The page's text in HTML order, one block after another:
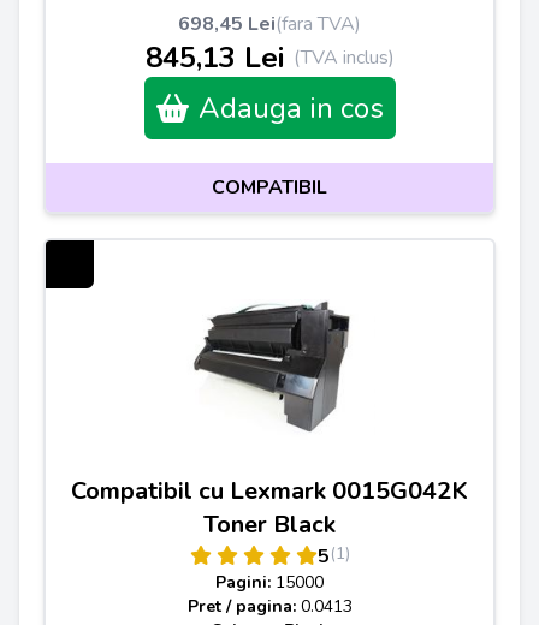
698,45 Lei(fara TVA)
845,13 Lei (TVA inclus)
Adauga in cos
COMPATIBIL
Compatibil cu Lexmark 0015G042K
Toner Black
5(1)
Pagini: 15000
Pret / pagina: 0.0413